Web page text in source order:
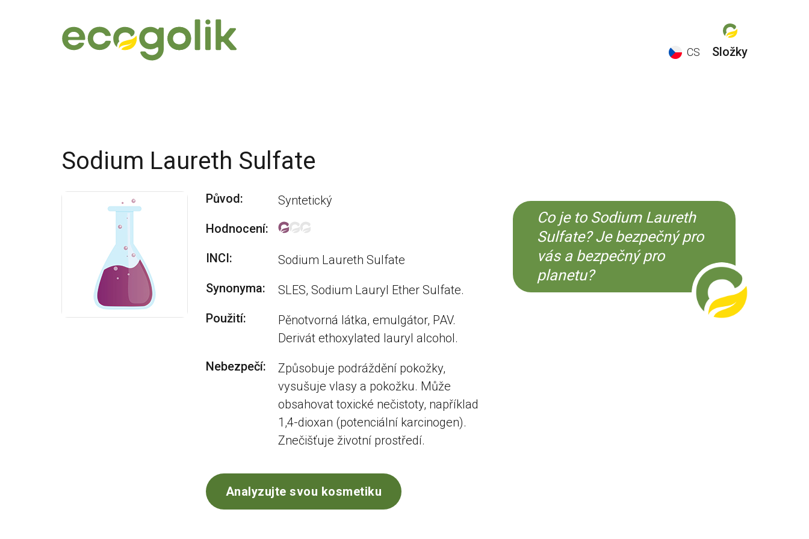
CS
Složky
Co je to Sodium Laureth
Sulfate? Je bezpečný pro
vás a bezpečný pro
planetu?
Sodium Laureth Sulfate
Původ:
Syntetický
Hodnocení:
INCI:
Sodium Laureth Sulfate
Synonyma:
SLES, Sodium Lauryl Ether Sulfate.
Použití:
Pěnotvorná látka, emulgátor, PAV.
Derivát ethoxylated lauryl alcohol.
Nebezpečí:
Způsobuje podráždění pokožky,
vysušuje vlasy a pokožku. Může
obsahovat toxické nečistoty, například
1,4-dioxan (potenciální karcinogen).
Znečišťuje životní prostředí.
Analyzujte svou kosmetiku